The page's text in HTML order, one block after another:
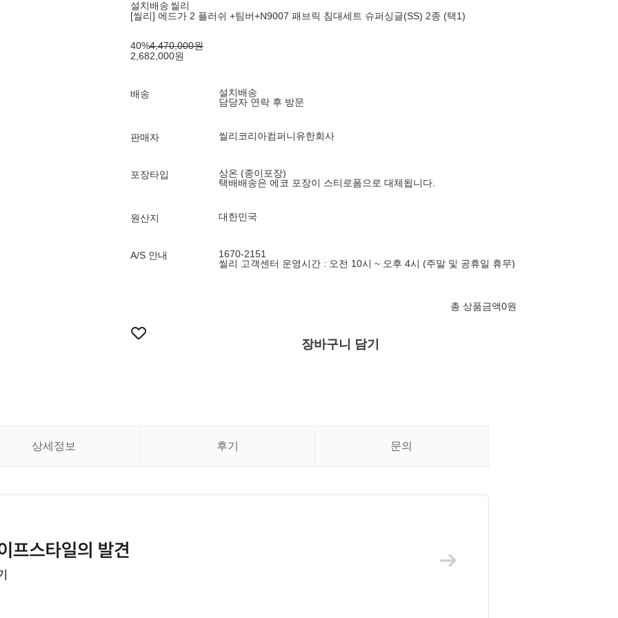
설치배송 씰리
[씰리] 에드가 2 플러쉬 +팀버+N9007 패브릭 침대세트 슈퍼싱글(SS) 2종 (택1)
40%4,470,000원
2,682,000원
배송
설치배송
담당자 연락 후 방문
판매자 씰리코리아컴퍼니유한회사
포장타입
상온 (종이포장)
택배배송은 에코 포장이 스티로폼으로 대체됩니다.
원산지 대한민국
A/S 안내
1670-2151
씰리 고객센터 운영시간 : 오전 10시 ~ 오후 4시 (주말 및 공휴일 휴무)
총 상품금액0원
장바구니 담기
상세정보 후기 문의